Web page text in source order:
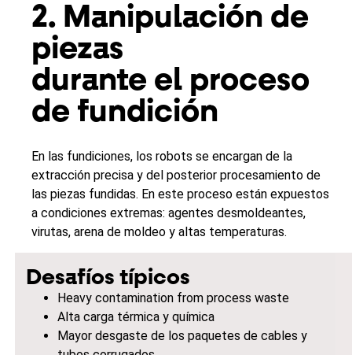
2. Manipulación de
piezas
durante el proceso
de fundición
En las fundiciones, los robots se encargan de la
extracción precisa y del posterior procesamiento de
las piezas fundidas. En este proceso están expuestos
a condiciones extremas: agentes desmoldeantes,
virutas, arena de moldeo y altas temperaturas.
Desafíos típicos
Heavy contamination from process waste
Alta carga térmica y química
Mayor desgaste de los paquetes de cables y